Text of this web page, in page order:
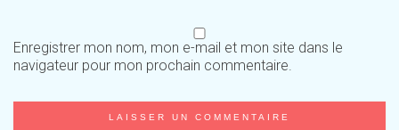
Enregistrer mon nom, mon e-mail et mon site dans le
navigateur pour mon prochain commentaire.